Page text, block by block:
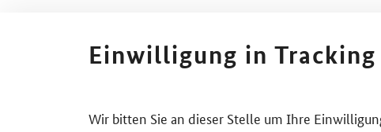
Einwilligung in
Wir bitten Sie an dieser Stelle um Ihre